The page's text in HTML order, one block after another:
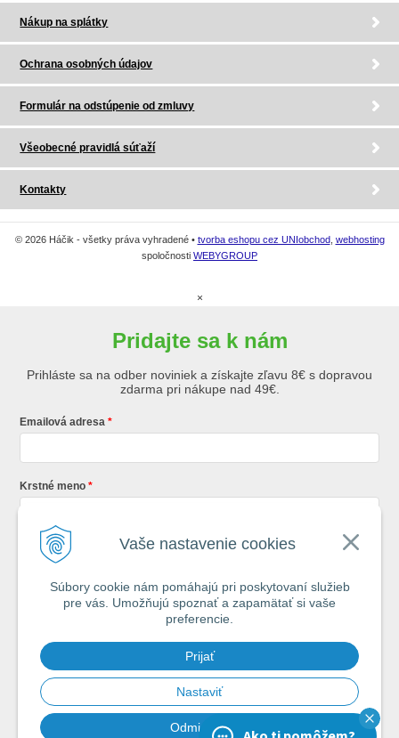
Vaše nastavenie cookies
Súbory cookie nám pomáhajú pri poskytovaní služieb
pre vás. Umožňujú spoznať a zapamätať si vaše
preferencie.
Prijať
Nastaviť
Odmietnuť
Nákup na splátky
Ochrana osobných údajov
Formulár na odstúpenie od zmluvy
Všeobecné pravidlá súťaží
Kontakty
© 2026 Háčik - všetky práva vyhradené • tvorba eshopu cez UNIobchod webhosting
spoločnosti WEBYGROUP
×
Pridajte sa k nám
Prihláste sa na odber noviniek a získajte zľavu 8€ s dopravou
zdarma pri nákupe nad 49€.
Emailová adresa
Krstné meno
Registráciou súhlasíte so
Každý týždeň si od nás nájdete v schránke : 1x Rybársky Poradca a 1x
akčná ponuka. 1x mesačne prehľad nových článkov z nášho blogu.
Ochrana vašich osobných údajov je pre nás na 1. mieste.Zoznámte sa s
našimi zásadami spracovania osobných údajov